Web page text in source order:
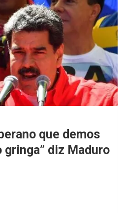
que demos
diz Maduro